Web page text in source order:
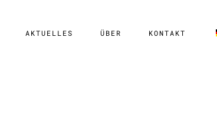
AKTUELLES ÜBER KONTAKT